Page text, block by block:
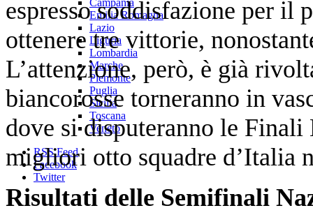
Campania
Emilia Romagna
Lazio
Liguria
Lombardia
Marche
Piemonte
Puglia
Sicilia
Toscana
Veneto
RSS Feed
Facebook
Twitter
espresso soddisfazione per il
ottenere tre vittorie,
L’attenzione, però, è già
biancorosse torneranno in
dove si disputeranno le
migliori otto squadre d’Italia
Risultati delle Semifinali